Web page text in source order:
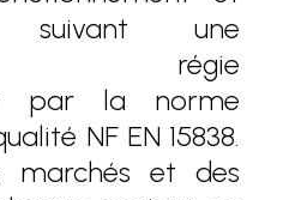
une
régie
par la norme
NF EN 15838.
marchés et des